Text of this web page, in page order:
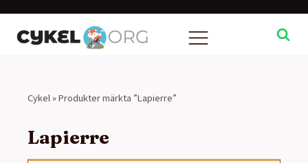
Cykel »Produkter märkta ”Lapierre”
Lapierre